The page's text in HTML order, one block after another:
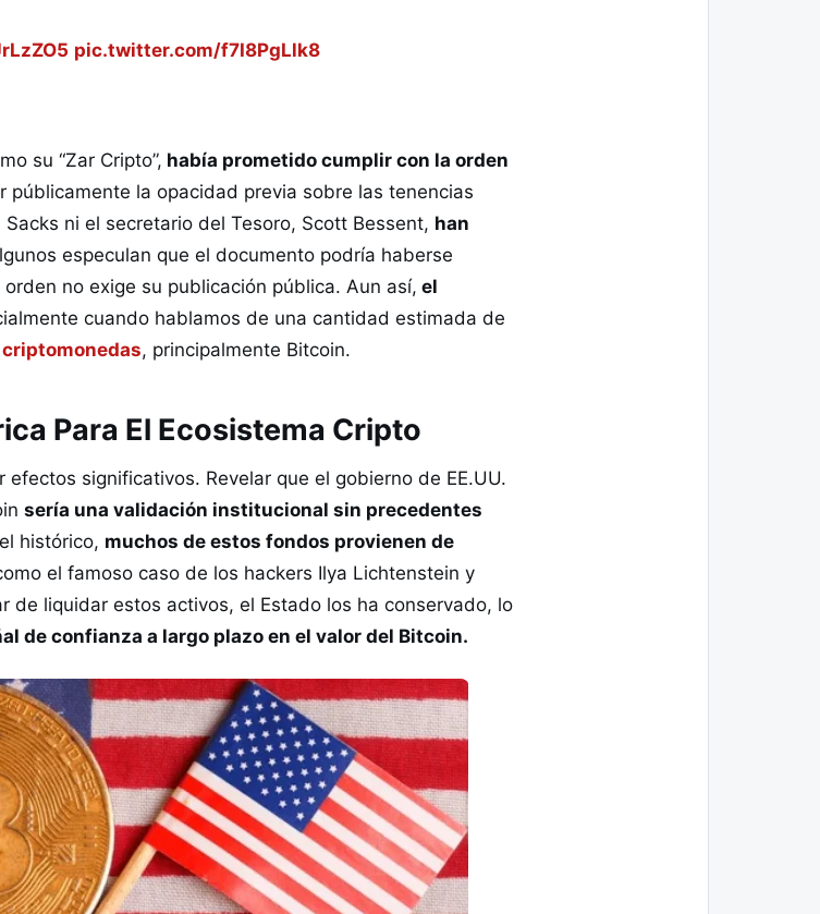
pic.twitter.com/f7I8PgLlk8
su “Zar Cripto”, había prometido cumplir con la orden
públicamente la opacidad previa sobre las tenencias
ni el secretario del Tesoro, Scott Bessent, han
especulan que el documento podría haberse
no exige su publicación pública. Aun así, el
cuando hablamos de una cantidad estimada de
criptomonedas, principalmente Bitcoin.
Para El Ecosistema Cripto
significativos. Revelar que el gobierno de EE.UU.
sería una validación institucional sin precedentes
histórico, muchos de estos fondos provienen de
el famoso caso de los hackers Ilya Lichtenstein y
de liquidar estos activos, el Estado los ha conservado, lo
de confianza a largo plazo en el valor del Bitcoin.